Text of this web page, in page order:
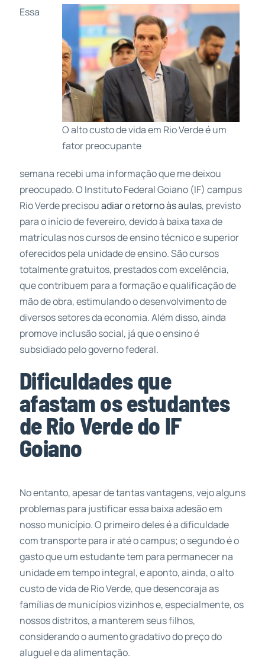
O alto custo de vida em Rio Verde é um
fator preocupante
Essa
semana recebi uma informação que me deixou
preocupado. O Instituto Federal Goiano (IF) campus
Rio Verde precisouadiar o retorno às aulas, previsto
para o início de fevereiro, devido à baixa taxa de
matrículas nos cursos de ensino técnico e superior
oferecidos pela unidade de ensino. São cursos
totalmente gratuitos, prestados com excelência,
que contribuem para a formação e qualificação de
mão de obra, estimulando o desenvolvimento de
diversos setores da economia. Além disso, ainda
promove inclusão social, já que o ensino é
subsidiado pelo governo federal.
Dificuldades que
afastam os estudantes
de Rio Verde do IF
Goiano
No entanto, apesar de tantas vantagens, vejo alguns
problemas para justificar essa baixa adesão em
nosso município. O primeiro deles é a dificuldade
com transporte para ir até o campus; o segundo é o
gasto que um estudante tem para permanecer na
unidade em tempo integral, e aponto, ainda, o alto
custo de vida de Rio Verde, que desencoraja as
famílias de municípios vizinhos e, especialmente, os
nossos distritos, a manterem seus filhos,
considerando o aumento gradativo do preço do
aluguel e da alimentação.